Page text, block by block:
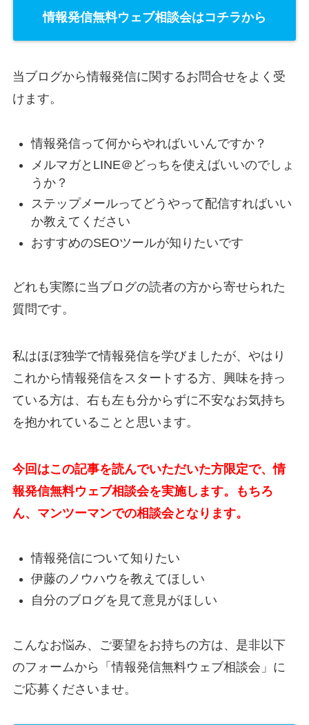
情報発信無料ウェブ相談会はコチラから
当ブログから情報発信に関するお問合せをよく受
けます。
情報発信って何からやればいいんですか？
メルマガとLINE＠どっちを使えばいいのでしょ
うか？
ステップメールってどうやって配信すればいい
か教えてください
おすすめのSEOツールが知りたいです
どれも実際に当ブログの読者の方から寄せられた
質問です。
私はほぼ独学で情報発信を学びましたが、やはり
これから情報発信をスタートする方、興味を持っ
ている方は、右も左も分からずに不安なお気持ち
を抱かれていることと思います。
今回はこの記事を読んでいただいた方限定で、情
報発信無料ウェブ相談会を実施します。もちろ
ん、マンツーマンでの相談会となります。
情報発信について知りたい
伊藤のノウハウを教えてほしい
自分のブログを見て意見がほしい
こんなお悩み、ご要望をお持ちの方は、是非以下
のフォームから「情報発信無料ウェブ相談会」に
ご応募くださいませ。